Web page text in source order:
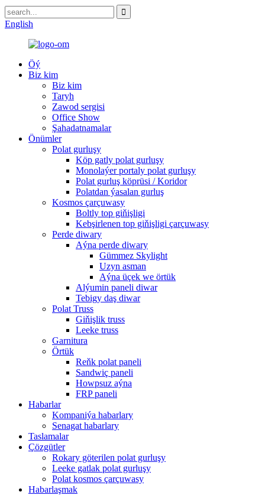
English
Öý
Biz kim
Biz kim
Taryh
Zawod sergisi
Office Show
Şahadatnamalar
Önümler
Polat gurluşy
Köp gatly polat gurluşy
Monolaýer portaly polat gurluşy
Polat gurluş köprüsi / Koridor
Polatdan ýasalan gurluş
Kosmos çarçuwasy
Boltly top giňişligi
Kebşirlenen top giňişligi çarçuwasy
Perde diwary
Aýna perde diwary
Gümmez Skylight
Uzyn asman
Aýna üçek we örtük
Alýumin paneli diwar
Tebigy daş diwar
Polat Truss
Giňişlik truss
Leeke truss
Garnitura
Örtük
Reňk polat paneli
Sandwiç paneli
Howpsuz aýna
FRP paneli
Habarlar
Kompaniýa habarlary
Senagat habarlary
Taslamalar
Çözgütler
Rokary göterilen polat gurluşy
Leeke gatlak polat gurluşy
Polat kosmos çarçuwasy
Habarlaşmak